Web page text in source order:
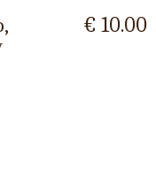
€ 10.00